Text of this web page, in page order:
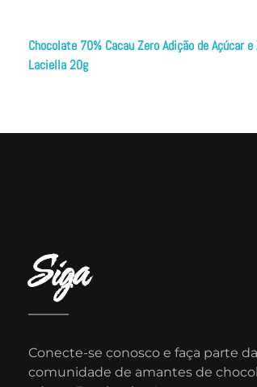
Chocolate 70% Cacau Zero Adição de Açúcar
Laciella 20g
Siga
Conecte-se conosco e faça parte
comunidade de amantes de